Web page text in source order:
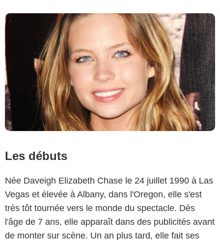
Les débuts
Née Daveigh Elizabeth Chase le 24 juillet 1990 à Las
Vegas et élevée à Albany, dans l'Oregon, elle s'est
très tôt tournée vers le monde du spectacle. Dès
l'âge de 7 ans, elle apparaît dans des publicités avant
de monter sur scène. Un an plus tard, elle fait ses